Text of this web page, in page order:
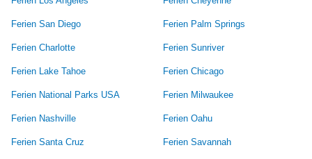
Ferien San Diego Ferien Palm Springs
Ferien Charlotte Ferien Sunriver
Ferien Lake Tahoe Ferien Chicago
Ferien National Parks USA Ferien Milwaukee
Ferien Nashville Ferien Oahu
Ferien Santa Cruz Ferien Savannah